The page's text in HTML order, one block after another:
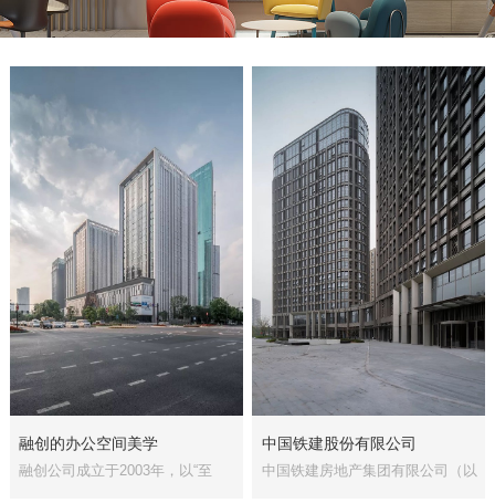
融创的办公空间美学
融创公司成立于2003年，以“至
中国铁建股份有限公司
中国铁建房地产集团有限公司（以